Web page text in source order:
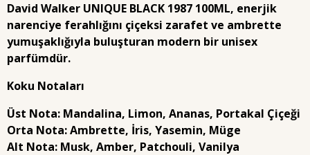
David Walker UNIQUE BLACK 1987 100ML, enerjik
narenciye ferahlığını çiçeksi zarafet ve ambrette
yumuşaklığıyla buluşturan modern bir unisex
parfümdür.
Koku Notaları
Üst Nota: Mandalina, Limon, Ananas, Portakal Çiçeği
Orta Nota:Ambrette, İris, Yasemin, Müge
Alt Nota: Musk, Amber, Patchouli, Vanilya